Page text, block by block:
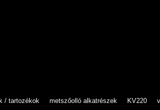
/ tartozékok metszőolló alkatrészek KV220